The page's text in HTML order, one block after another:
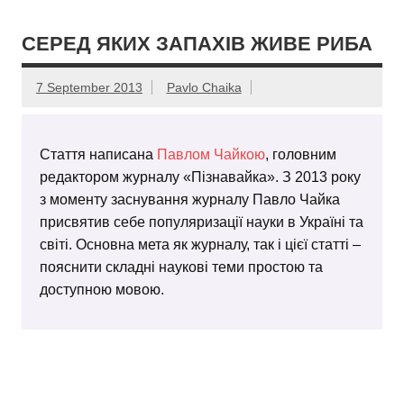
СЕРЕД ЯКИХ ЗАПАХІВ ЖИВЕ РИБА
7 September 2013 Pavlo Chaika
Стаття написана Павлом Чайкою, головним
редактором журналу «Пізнавайка». З 2013 року
з моменту заснування журналу Павло Чайка
присвятив себе популяризації науки в Україні та
світі. Основна мета як журналу, так і цієї статті –
пояснити складні наукові теми простою та
доступною мовою.